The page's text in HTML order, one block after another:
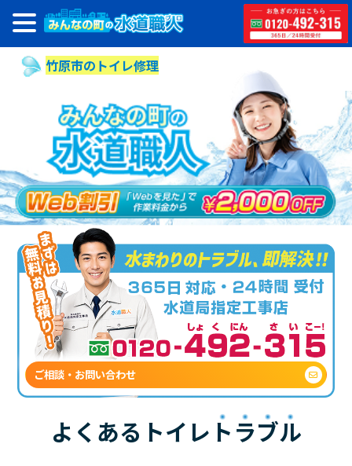
竹原市のトイレ修理
ご相談・お問い合わせ
よくあるトイレ トラブル